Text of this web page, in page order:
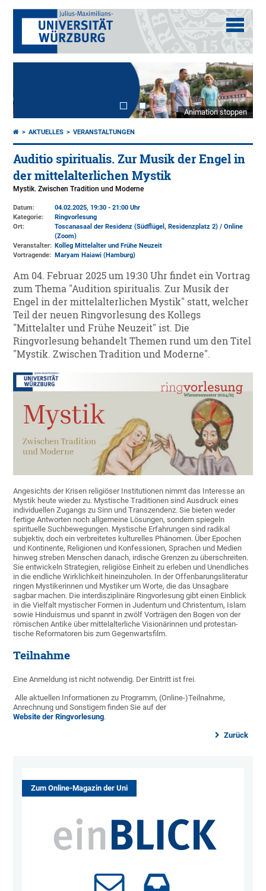
Animation stoppen
AKTUELLES VERANSTALTUNGEN
Auditio spiritualis. Zur Musik der Engel in
der mittel­alter­lichen Mystik
Mystik. Zwischen Tradition und Moderne
Datum:
04.02.2025, 19:30 - 21:00 Uhr
Kategorie:
Ringvorlesung
Ort:
Toscanasaal der Residenz (Südflügel, Residenzplatz 2) / Online
(Zoom)
Veranstalter: Kolleg Mittelalter und Frühe Neuzeit
Vortragende:
Maryam Haiawi (Hamburg)
Am 04. Februar 2025 um 19:30 Uhr findet ein Vortrag
zum Thema "Audition spiritualis. Zur Musik der
Engel in der mittelalterlichen Mystik" statt, welcher
Teil der neuen Ringvorlesung des Kollegs
"Mittelalter und Frühe Neuzeit" ist. Die
Ringvorlesung behandelt Themen rund um den Titel
"Mystik. Zwischen Tradition und Moderne".
Angesichts der Krisen religiöser Institutionen nimmt das Interesse an
Mystik heute wieder zu. Mystische Traditionen sind Ausdruck eines
individuellen Zugangs zu Sinn und Trans­zendenz. Sie bieten weder
fertige Antworten noch allgemeine Lösungen, sondern spiegeln
spirituelle Such­bewegungen. Mystische Erfahrungen sind radikal
subjektiv, doch ein verbreitetes kulturelles Phänomen. Über Epochen
und Kontinente, Religionen und Konfessionen, Sprachen und Medien
hinweg streben Menschen danach, irdische Grenzen zu über­schreiten.
Sie entwickeln Strategien, religiöse Einheit zu erleben und Unend­liches
in die end­liche Wirk­lich­keit hinein­zuholen. In der Offen­barungs­literatur
ringen Mysti­kerinnen und Mystiker um Worte, die das Unsag­bare
sagbar machen. Die inter­diszi­plinäre Ring­vorlesung gibt einen Einblick
in die Vielfalt mystischer Formen in Juden­tum und Christen­tum, Islam
sowie Hindu­ismus und spannt in zwölf Vorträgen den Bogen von der
römischen Antike über mittel­alter­liche Visio­närinnen und protestan­
tische Reforma­toren bis zum Gegen­warts­film.
Teilnahme
Eine Anmeldung ist nicht notwendig. Der Eintritt ist frei.
Alle aktuellen Informationen zu Programm, (Online-)Teilnahme,
Anrechnung und Sonstigem finden Sie auf der
Website der Ringvorlesung.
Zurück
Zum Online-Magazin der Uni